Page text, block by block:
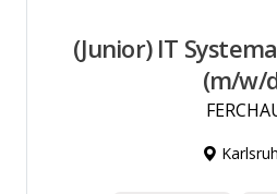
(Junior) IT
(m/w/